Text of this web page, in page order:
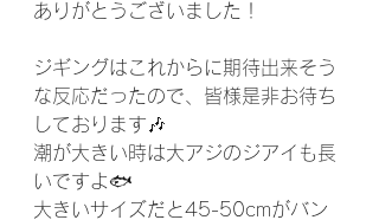
ありがとうございました！
ジギングはこれからに期待出来そう
な反応だったので、皆様是非お待ち
しております🎶
潮が大きい時は大アジのジアイも長
いですよ🐟
大きいサイズだと45-50cmがバン